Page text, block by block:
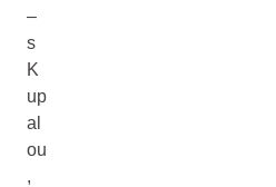
–
s
K
up
al
ou
,